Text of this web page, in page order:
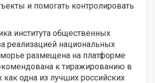
и помогать контролировать
института общественных
реализацией национальных
размещена на платформе
к тиражированию в
как одна из лучших российских